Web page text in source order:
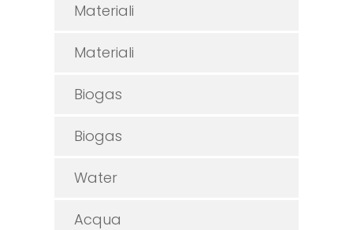
Materiali
Materiali
Biogas
Biogas
Water
Acqua